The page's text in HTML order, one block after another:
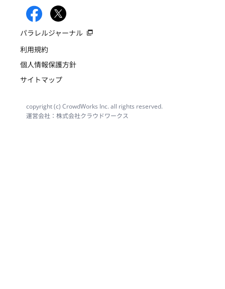
パラレルジャーナル
利用規約
個人情報保護方針
サイトマップ
copyright (c) CrowdWorks Inc. all rights reserved.
運営会社：株式会社クラウドワークス